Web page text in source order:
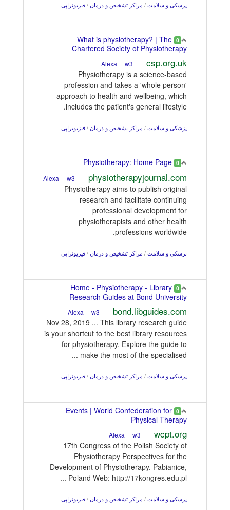
پزشکی و سلامت / مراکز تشخیص و درمان / فیزیوتراپی
0
What is physiotherapy? | The
Chartered Society of Physiotherapy
csp.org.uk
w3
Physiotherapy is a science-based
profession and takes a 'whole person'
approach to health and wellbeing, which
includes the patient's general lifestyle.
پزشکی و سلامت / مراکز تشخیص و درمان / فیزیوتراپی
0
Physiotherapy: Home Page
physiotherapyjournal.com
w3
Physiotherapy aims to publish original
research and facilitate continuing
professional development for
physiotherapists and other health
professions worldwide.
پزشکی و سلامت / مراکز تشخیص و درمان / فیزیوتراپی
0
Home - Physiotherapy - Library
Research Guides at Bond University
bond.libguides.com
w3
Nov 28, 2019 ... This library research guide
is your shortcut to the best library resources
for physiotherapy. Explore the guide to
make the most of the specialised ...
پزشکی و سلامت / مراکز تشخیص و درمان / فیزیوتراپی
0
Events | World Confederation for
Physical Therapy
wcpt.org
w3
17th Congress of the Polish Society of
Physiotherapy Perspectives for the
Development of Physiotherapy. Pabianice,
Poland Web: http://17kongres.edu.pl ...
پزشکی و سلامت / مراکز تشخیص و درمان / فیزیوتراپی